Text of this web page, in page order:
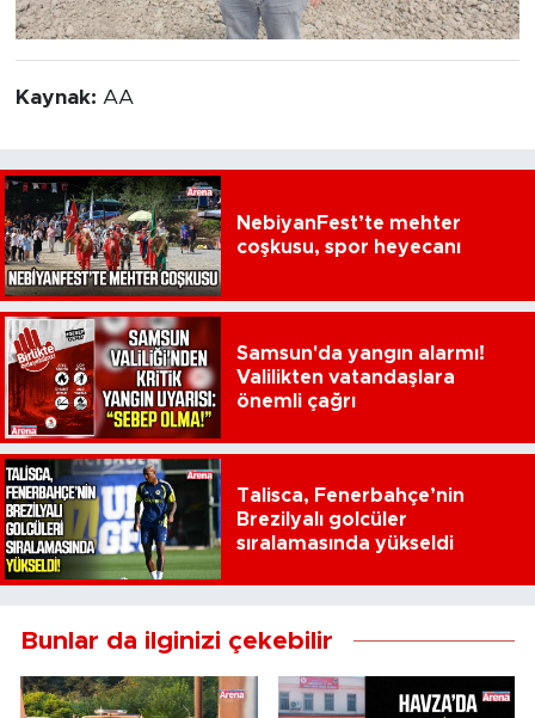
Kaynak: AA
NebiyanFest’te mehter
coşkusu, spor heyecanı
Samsun'da yangın alarmı!
Valilikten vatandaşlara
önemli çağrı
Talisca, Fenerbahçe’nin
Brezilyalı golcüler
sıralamasında yükseldi
Bunlar da ilginizi çekebilir